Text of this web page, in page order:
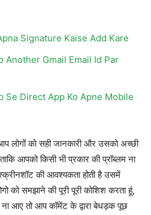
Signature Kaise Add Kare
Another Gmail Email Id Par
Se Direct App Ko Apne Mobile
लोगों को सही जानकारी और उसको अच्छी
आपको किसी भी प्रकार की प्रॉब्लम ना
की आवश्यकता होती है उसमें
को समझाने की पूरी पूरी कोशिश करता हूं,
आए तो आप कॉमेंट के द्वारा बेधड़क पूछ